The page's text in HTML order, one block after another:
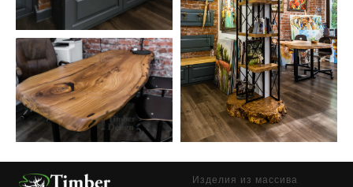
Изделия из массива